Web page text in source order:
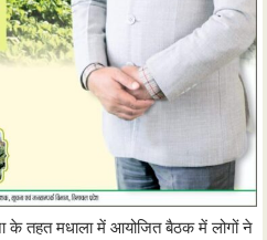
के तहत मधाला में आयोजित बैठक में लोगों ने